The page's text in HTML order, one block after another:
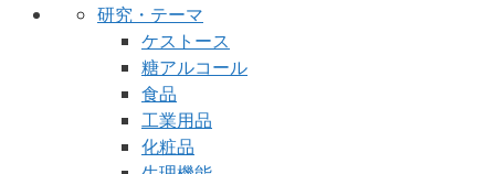
研究・テーマ
ケストース
糖アルコール
食品
工業用品
化粧品